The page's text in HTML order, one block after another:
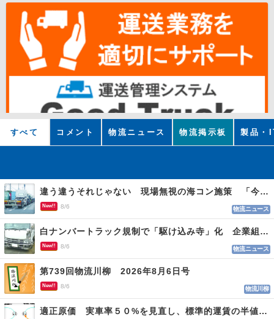
すべて コメント 物流ニュース 物流掲示板 製品・
違う違うそれじゃない 現場無視の海コン施策 「今でも平均２～３時間は待つ」
New!! 8/6 物流ニュース
白ナンバートラック規制で「駆け込み寺」化 企業組合が入会基準を見直しへ
New!! 8/6 物流ニュース
第739回物流川柳 2026年8月6日号
New!! 8/6 物流川柳
適正原価 実車率５０%を見直し、標準的運賃の半値の恐れも